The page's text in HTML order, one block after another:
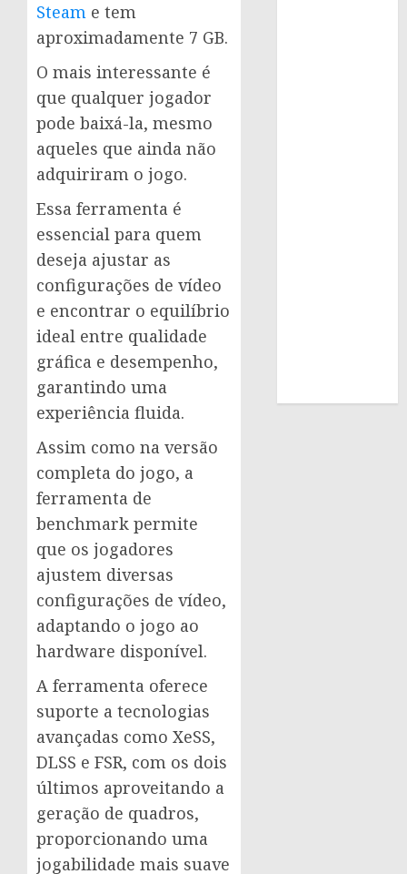
Steam e tem
aproximadamente 7 GB.
O mais interessante é
que qualquer jogador
pode baixá-la, mesmo
aqueles que ainda não
adquiriram o jogo.
Essa ferramenta é
essencial para quem
deseja ajustar as
configurações de vídeo
e encontrar o equilíbrio
ideal entre qualidade
gráfica e desempenho,
garantindo uma
experiência fluida.
Assim como na versão
completa do jogo, a
ferramenta de
benchmark permite
que os jogadores
ajustem diversas
configurações de vídeo,
adaptando o jogo ao
hardware disponível.
A ferramenta oferece
suporte a tecnologias
avançadas como XeSS,
DLSS e FSR, com os dois
últimos aproveitando a
geração de quadros,
proporcionando uma
jogabilidade mais suave